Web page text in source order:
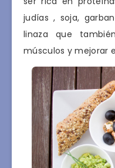
judías , soja,
linaza que
músculos y mejorar